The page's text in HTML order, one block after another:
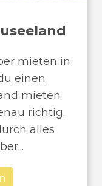
mieten in
einen
mieten
richtig.
alles